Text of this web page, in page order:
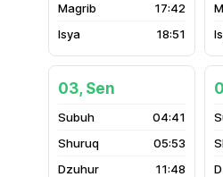
17:42
18:51
03, Sen
04:41
05:53
11:48